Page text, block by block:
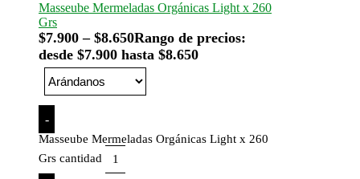
Masseube Mermeladas Orgánicas Light x 260
Grs
$7.900 – $8.650Rango de precios:
desde $7.900 hasta $8.650
-
Masseube Mermeladas Orgánicas Light x 260
Grs cantidad